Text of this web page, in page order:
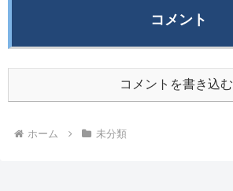
コメント
コメントを書き込む
ホーム 未分類